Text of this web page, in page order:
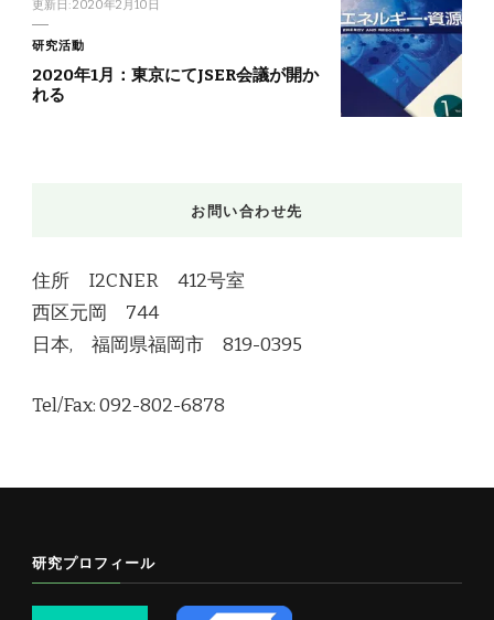
更新日:2020年2月10日
研究活動
2020年1月：東京にてJSER会議が開か
れる
お問い合わせ先
住所 I2CNER 412号室
西区元岡 744
日本, 福岡県福岡市 819-0395
Tel/Fax: 092-802-6878
研究プロフィール